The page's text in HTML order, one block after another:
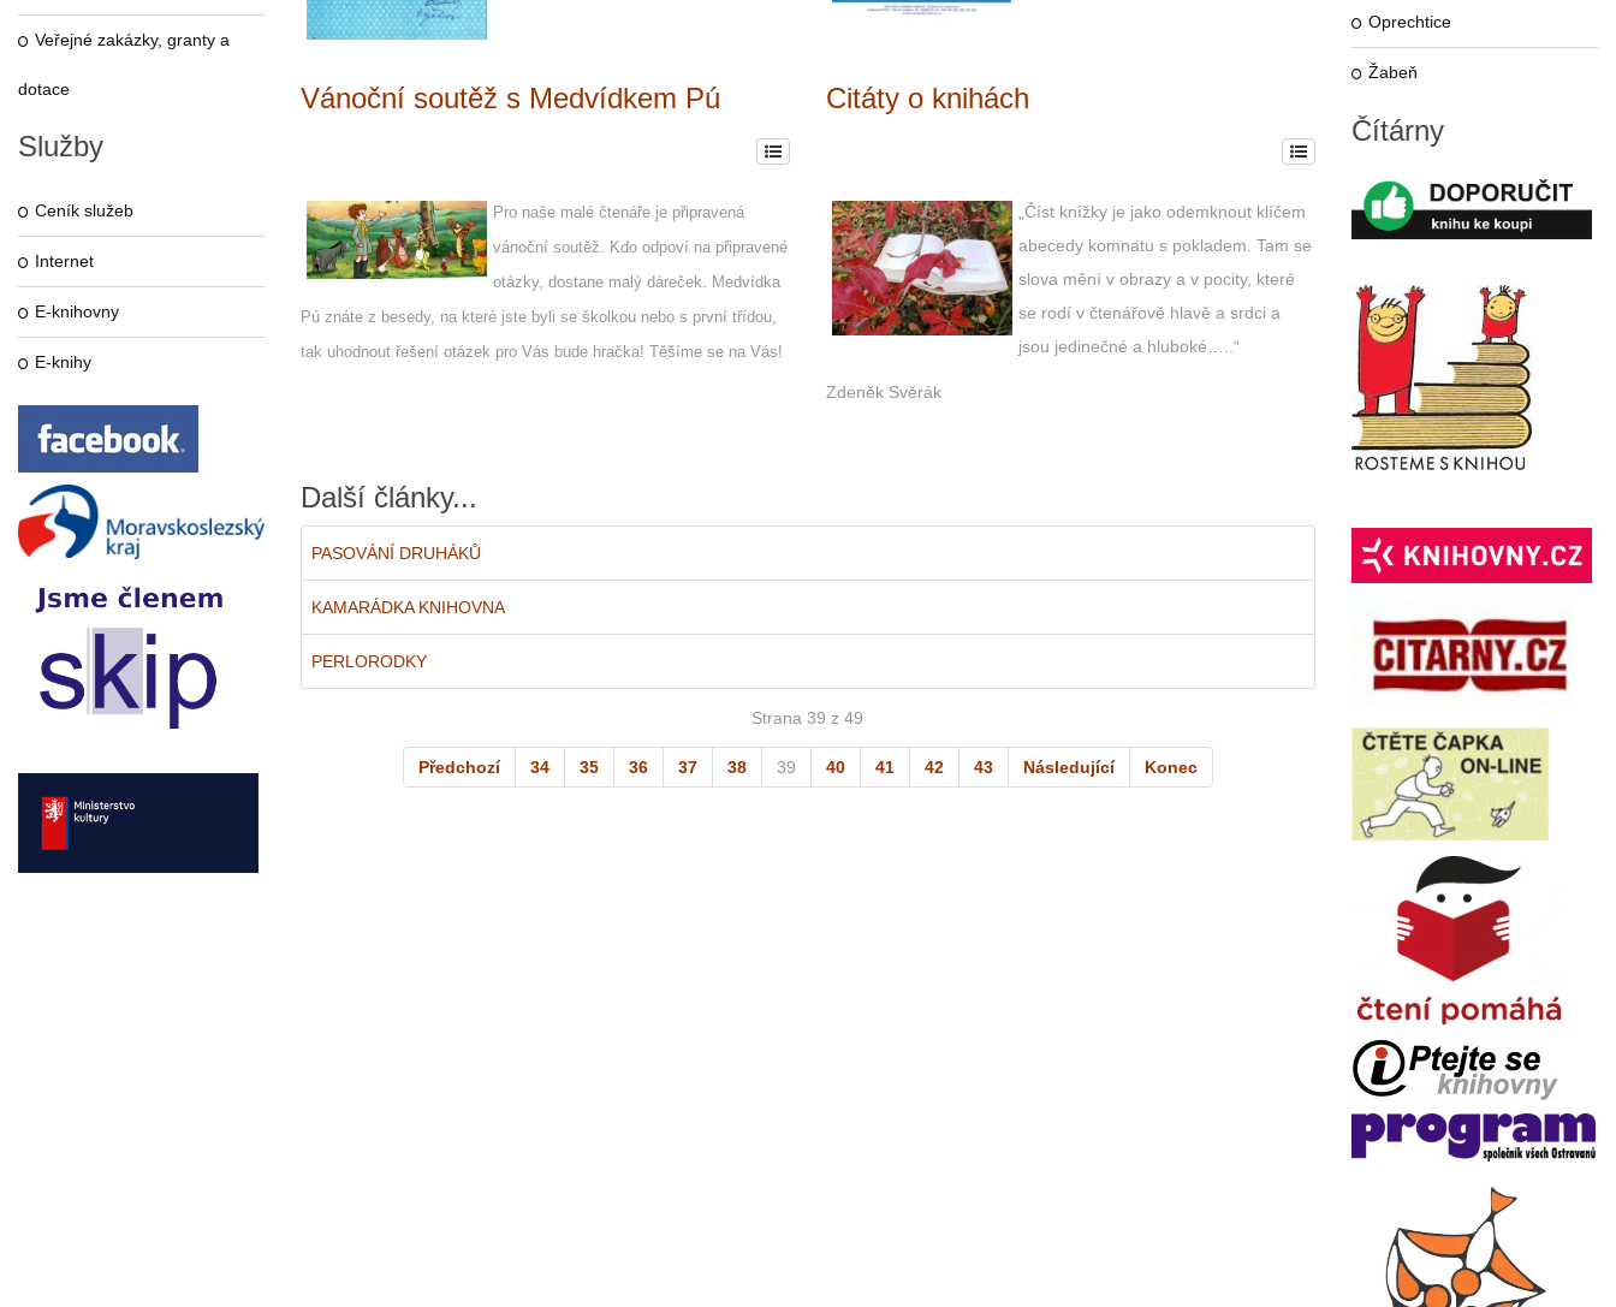
Veřejné zakázky, granty a
dotace
Služby
Ceník služeb
Internet
E-knihovny
E-knihy
Vánoční soutěž s Medvídkem Pú
Pro naše malé čtenáře je připravená
vánoční soutěž. Kdo odpoví na připravené
otázky, dostane malý dáreček. Medvídka
Pú znáte z besedy, na které jste byli se školkou nebo s první třídou,
tak uhodnout řešení otázek pro Vás bude hračka! Těšíme se na Vás!
Citáty o knihách
„Číst knížky je jako odemknout klíčem
abecedy komnatu s pokladem. Tam se
slova mění v obrazy a v pocity, které
se rodí v čtenářově hlavě a srdci a
jsou jedinečné a hluboké…..“
Zdeněk Svěrák
Další články...
PASOVÁNÍ DRUHÁKŮ
KAMARÁDKA KNIHOVNA
PERLORODKY
Strana 39 z 49
Předchozí 34 35 36 37 38 39 40 41 42 43 Následující Konec
Oprechtice
Žabeň
Čítárny